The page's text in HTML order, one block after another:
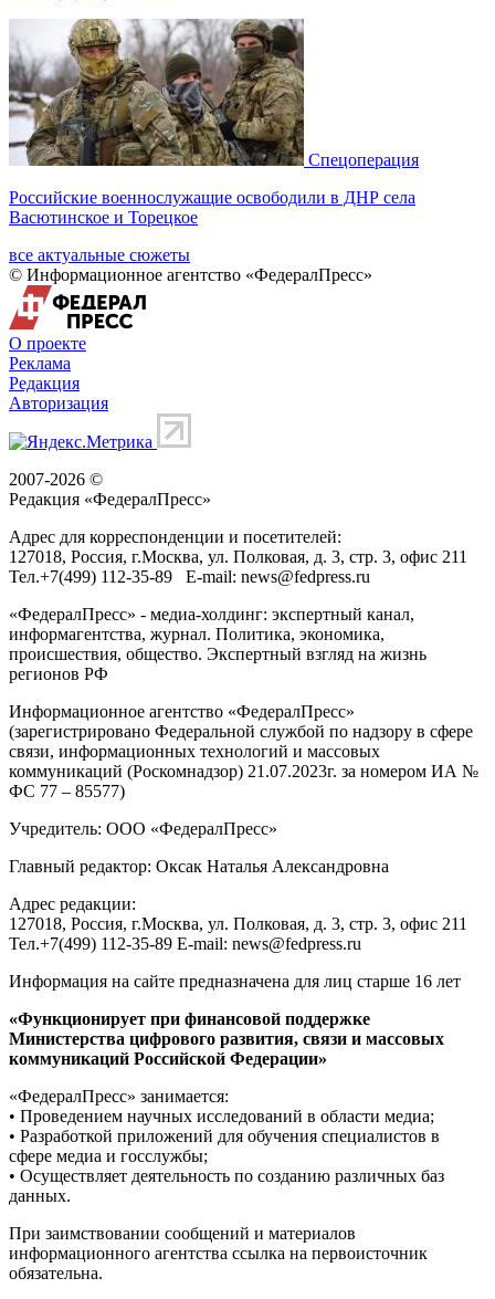
Спецоперация
Российские военнослужащие освободили в ДНР села
Васютинское и Торецкое
все актуальные сюжеты
© Информационное агентство «ФедералПресс»
О проекте
Реклама
Редакция
Авторизация
2007-2026 ©
Редакция «ФедералПресс»
Адрес для корреспонденции и посетителей:
127018, Россия, г.Москва, ул. Полковая, д. 3, стр. 3, офис 211
Тел.+7(499) 112-35-89 E-mail: news@fedpress.ru
«ФедералПресс» - медиа-холдинг: экспертный канал,
информагентства, журнал. Политика, экономика,
происшествия, общество. Экспертный взгляд на жизнь
регионов РФ
Информационное агентство «ФедералПресс»
(зарегистрировано Федеральной службой по надзору в сфере
связи, информационных технологий и массовых
коммуникаций (Роскомнадзор) 21.07.2023г. за номером ИА №
ФС 77 – 85577)
Учредитель: ООО «ФедералПресс»
Главный редактор: Оксак Наталья Александровна
Адрес редакции:
127018, Россия, г.Москва, ул. Полковая, д. 3, стр. 3, офис 211
Тел.+7(499) 112-35-89 E-mail: news@fedpress.ru
Информация на сайте предназначена для лиц старше 16 лет
«Функционирует при финансовой поддержке
Министерства цифрового развития, связи и массовых
коммуникаций Российской Федерации»
«ФедералПресс» занимается:
• Проведением научных исследований в области медиа;
• Разработкой приложений для обучения специалистов в
сфере медиа и госслужбы;
• Осуществляет деятельность по созданию различных баз
данных.
При заимствовании сообщений и материалов
информационного агентства ссылка на первоисточник
обязательна.